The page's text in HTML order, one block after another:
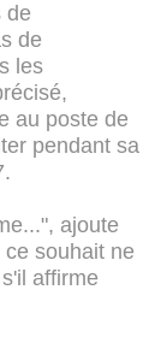
de
de
les
au poste de
pendant sa
ajoute
souhait ne
affirme